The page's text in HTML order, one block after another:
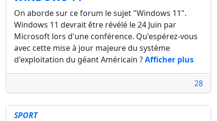
On aborde sur ce forum le sujet "Windows 11".
Windows 11 devrait être révélé le 24 Juin par
Microsoft lors d'une conférence. Qu'espérez-vous
avec cette mise à jour majeure du système
d'exploitation du géant Américain ?Afficher plus
28
SPORT